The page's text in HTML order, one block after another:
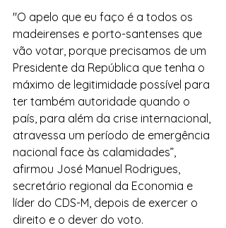
"O apelo que eu faço é a todos os
madeirenses e porto-santenses que
vão votar, porque precisamos de um
Presidente da República que tenha o
máximo de legitimidade possível para
ter também autoridade quando o
país, para além da crise internacional,
atravessa um período de emergência
nacional face às calamidades”,
afirmou José Manuel Rodrigues,
secretário regional da Economia e
líder do CDS-M, depois de exercer o
direito e o dever do voto.